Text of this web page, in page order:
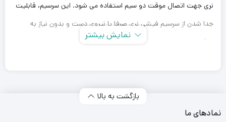
نری جهت اتصال موقت دو سیم استفاده می شود. این سرسیم، قابلیت
جدا شدن از سرسیم فیشی نری صرفا با نیروی دست و بدون نیاز به
هرگونه ابزار را به دفعات دارد. لبه های برگشته شده سرسیم های فیشی
ارتعاش بالا نیز بهره جست. با توجه به نیاز به سختی بالا جهت امکان باز
و بسته کردن زوج سرسیم به دفعات، جنس هادی این سرسیم بر خلاف
نمایش بیشتر
بازگشت به بالا
نمادهای ما